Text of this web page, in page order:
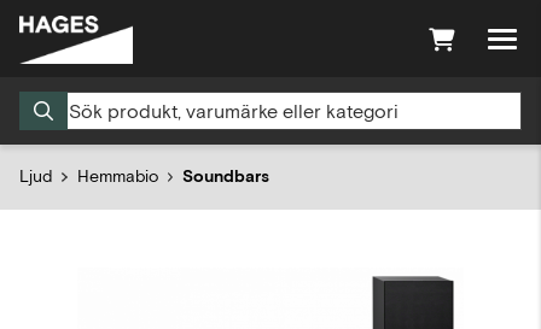
Ljud Hemmabio Soundbars